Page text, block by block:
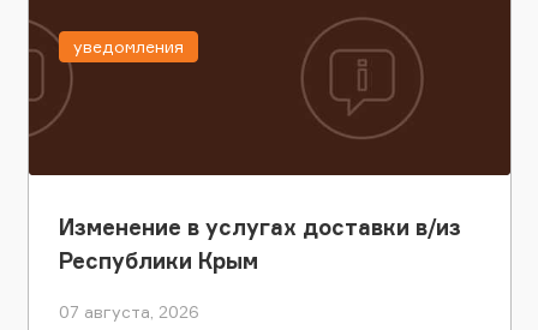
Изменение в услугах доставки в/из
Республики Крым
07 августа, 2026
уведомления